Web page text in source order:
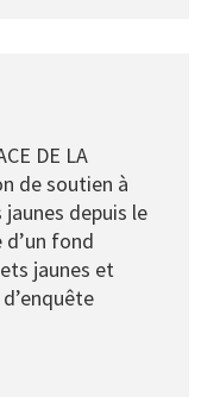
DE LA
de soutien à
depuis le
d’un fond
jaunes et